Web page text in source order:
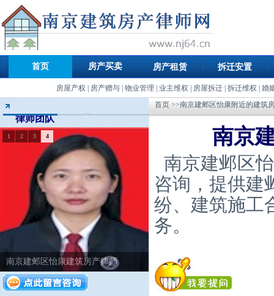
首页 房产买卖 房产租赁 拆迁安置
房屋产权 房产赠与| 物业管理 业主维权 房屋拆迁| 拆迁维权 婚
律师团队
南京建邺区怡康建筑房产律师
1 2 3 4
首页 >>南京建邺区怡康附近的建筑
南京
南京建邺区
咨询，提供建
纷、建筑施工
务。